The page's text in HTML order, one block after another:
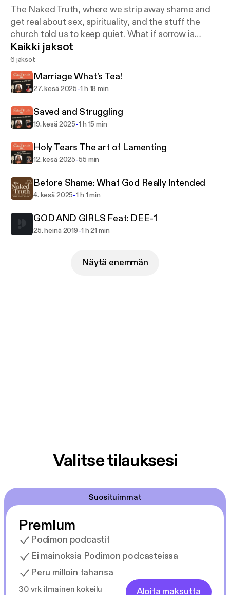
The Naked Truth, where we strip away shame and
get real about sex, spirituality, and the stuff the
church told us to keep quiet. What if sorrow is
sacred? What if God does His best heart work in
our hardest moments?”
Kaikki jaksot
6 jaksot
Marriage What's Tea!
27. kesä 2025-1 h 18 min
Saved and Struggling
19. kesä 2025-1 h 15 min
Holy Tears The art of Lamenting
12. kesä 2025-55 min
Before Shame: What God Really Intended
4. kesä 2025-1 h 1 min
GOD AND GIRLS Feat: DEE-1
25. heinä 2019-1 h 21 min
Näytä enemmän
Valitse tilauksesi
Suosituimmat
Premium
Podimon podcastit
Ei mainoksia Podimon podcasteissa
Peru milloin tahansa
30 vrk ilmainen kokeilu
Aloita maksutta